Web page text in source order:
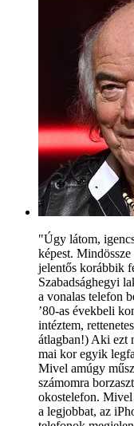
"Úgy látom,
képest.
jelentős korábbik
Szabadsághegyi
a vonalas telefon
’80-as évekbeli
intéztem,
átlagban!) Aki ezt
mai kor egyik
Mivel amúgy
számomra
okostelefon.
a legjobbat, az